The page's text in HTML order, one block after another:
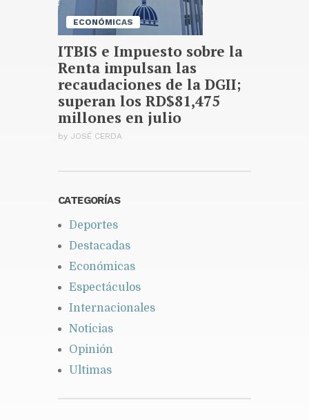
ECONÓMICAS
ITBIS e Impuesto sobre la
Renta impulsan las
recaudaciones de la DGII;
superan los RD$81,475
millones en julio
by JOSÉ CERDA
CATEGORÍAS
Deportes
Destacadas
Económicas
Espectáculos
Internacionales
Noticias
Opinión
Ultimas